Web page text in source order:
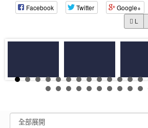
Facebook Twitter Google+
L